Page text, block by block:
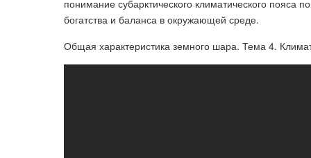
понимание субарктического климатического пояса
богатства и баланса в окружающей среде.
Общая характеристика земного шара. Тема 4.